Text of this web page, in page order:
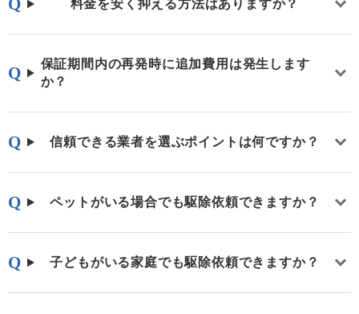
料金を安く抑える方法はありますか？
保証期間内の再発時に追加費用は発生します
か？
信頼できる業者を選ぶポイントは何ですか？
ペットがいる場合でも駆除依頼できますか？
子どもがいる家庭でも駆除依頼できますか？